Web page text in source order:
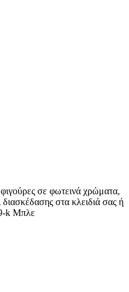
σε φωτεινά χρώματα,
στα κλειδιά σας ή
k Μπλε